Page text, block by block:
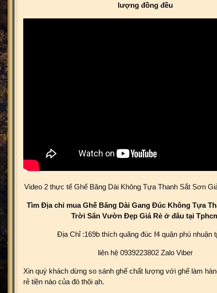
lượng đồng đều
Video 2 thực tế Ghế Băng Dài Không Tựa Thanh Sắt Sơn
Tìm Địa chỉ mua Ghế Băng Dài Gang Đúc Không Tựa
Trời Sân Vườn Đẹp Giá Rẻ ở đâu tại
Địa Chỉ :169b thích quãng đúc f4 quận phú nhuận
liên hệ 0939223802 Zalo Viber
Xin quý khách dừng so sánh ghế chất lượng với ghế làm
rẻ tiền nào của đó thôi ạh.